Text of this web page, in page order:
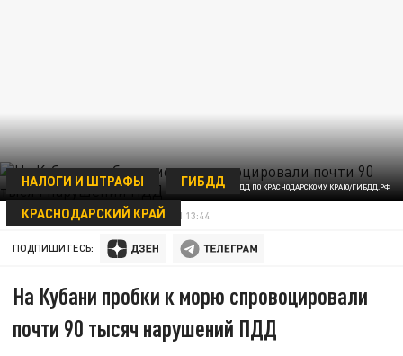
ФОТО: УГИБДД ПО КРАСНОДАРСКОМУ КРАЮ/ГИБДД.РФ
НАЛОГИ И ШТРАФЫ
ГИБДД
КРАСНОДАРСКИЙ КРАЙ
СЕРГЕЙ СПИРИДОНОВ 06 ИЮЛЯ 13:44
ПОДПИШИТЕСЬ:
На Кубани пробки к морю спровоцировали
почти 90 тысяч нарушений ПДД